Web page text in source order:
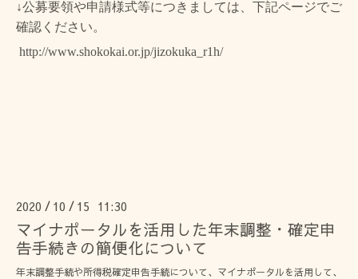
↓公募要領や申請様式等につきましては、下記ページでご
確認ください。
http://www.shokokai.or.jp/jizokuka_r1h/
2020 / 10 / 15 11:30
マイナポータルを活用した年末調整・確定申
告手続きの簡便化について
年末調整手続や所得税確定申告手続について、マイナポータルを活用して、